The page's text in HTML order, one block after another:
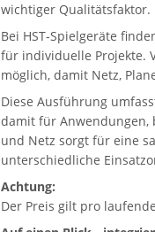
wichtiger Qualitätsfaktor.
Bei HST-Spielgeräte
für individuelle Projekte.
möglich, damit Netz,
Diese Ausführung
damit für Anwendungen,
und Netz sorgt für eine
unterschiedliche
Achtung:
Der Preis gilt pro